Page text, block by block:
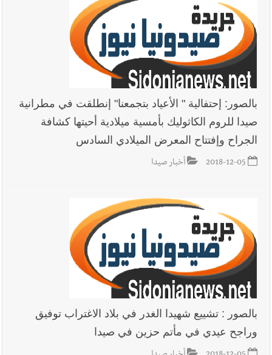
بالصور: إحتفالية " الأعياد بتجمعنا" إنطلقت في مطرانية
صيدا للروم الكاثوليك بأمسية ميلادية أحيتها كشافة
الجراح وإفتتاح المعرض الميلادي السادس
2018-12-05 أخبار صيدا
بالصور : تشييع شهيدا الغدر في بلاد الاغتراب توفيق
وراجح عيدي في مأتم حزين في صيدا